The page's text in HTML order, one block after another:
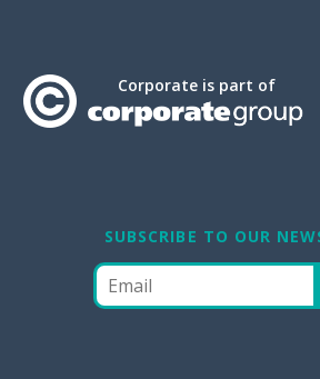
Corporate is part of
SUBSCRIBE TO OUR